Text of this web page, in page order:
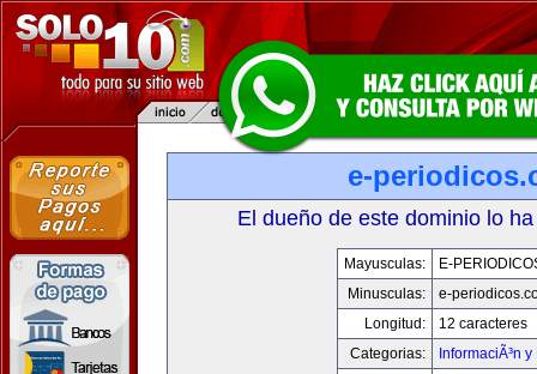
e-
El dueño de este dominio lo
Mayusculas:
E-
Minusculas:
e-
Longitud:
12 caracteres
Categorias:
InformaciÃ³n